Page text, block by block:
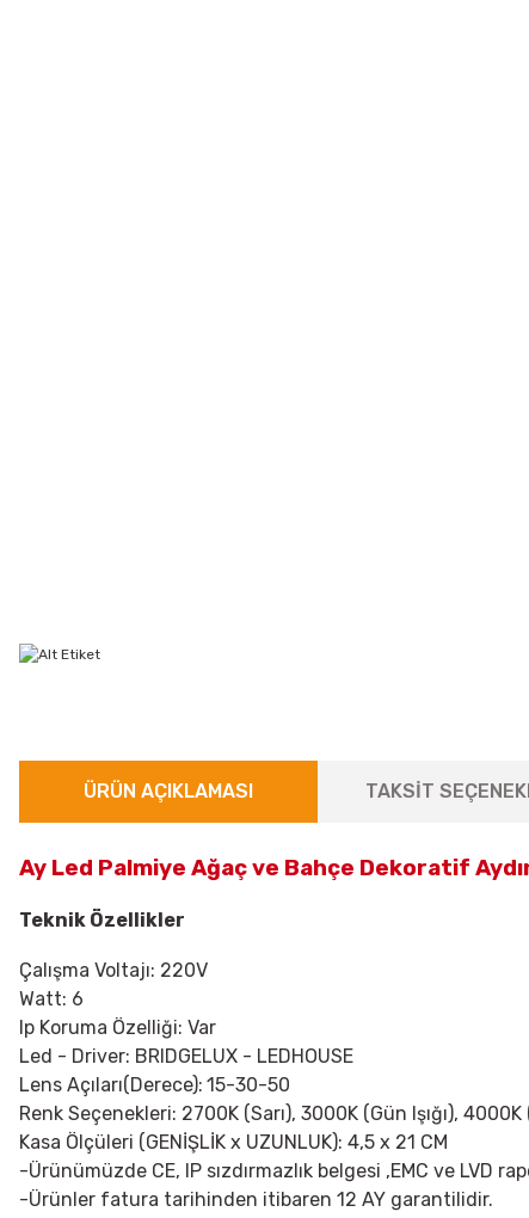
ÜRÜN AÇIKLAMASI TAKSİT
Ay Led Palmiye Ağaç ve Bahçe Dekoratif
Teknik Özellikler
Çalışma Voltajı: 220V
Watt: 6
Ip Koruma Özelliği: Var
Led - Driver: BRIDGELUX - LEDHOUSE
Lens Açıları(Derece): 15-30-50
Renk Seçenekleri: 2700K (Sarı), 3000K (Gün Işığı),
Kasa Ölçüleri (GENİŞLİK x UZUNLUK): 4,5 x 21 CM
-Ürünümüzde CE, IP sızdırmazlık belgesi ,EMC ve LVD
-Ürünler fatura tarihinden itibaren 12 AY garantilidir.